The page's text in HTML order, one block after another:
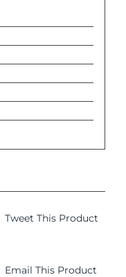
Tweet This Product
Email This Product